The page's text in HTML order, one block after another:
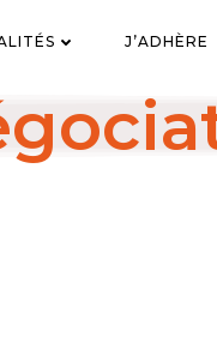
J’ADHÈRE